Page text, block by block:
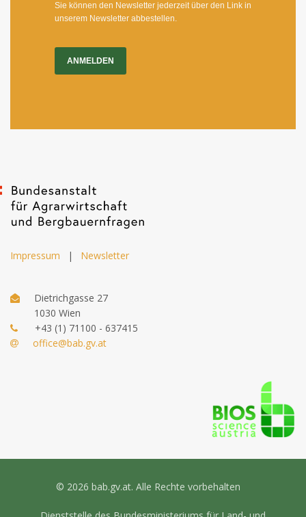
Sie können den Newsletter jederzeit über den Link in
unserem Newsletter abbestellen.
ANMELDEN
Impressum | Newsletter
Dietrichgasse 27
1030 Wien
+43 (1) 71100 - 637415
office@bab.gv.at
© 2026 bab.gv.at. Alle Rechte vorbehalten